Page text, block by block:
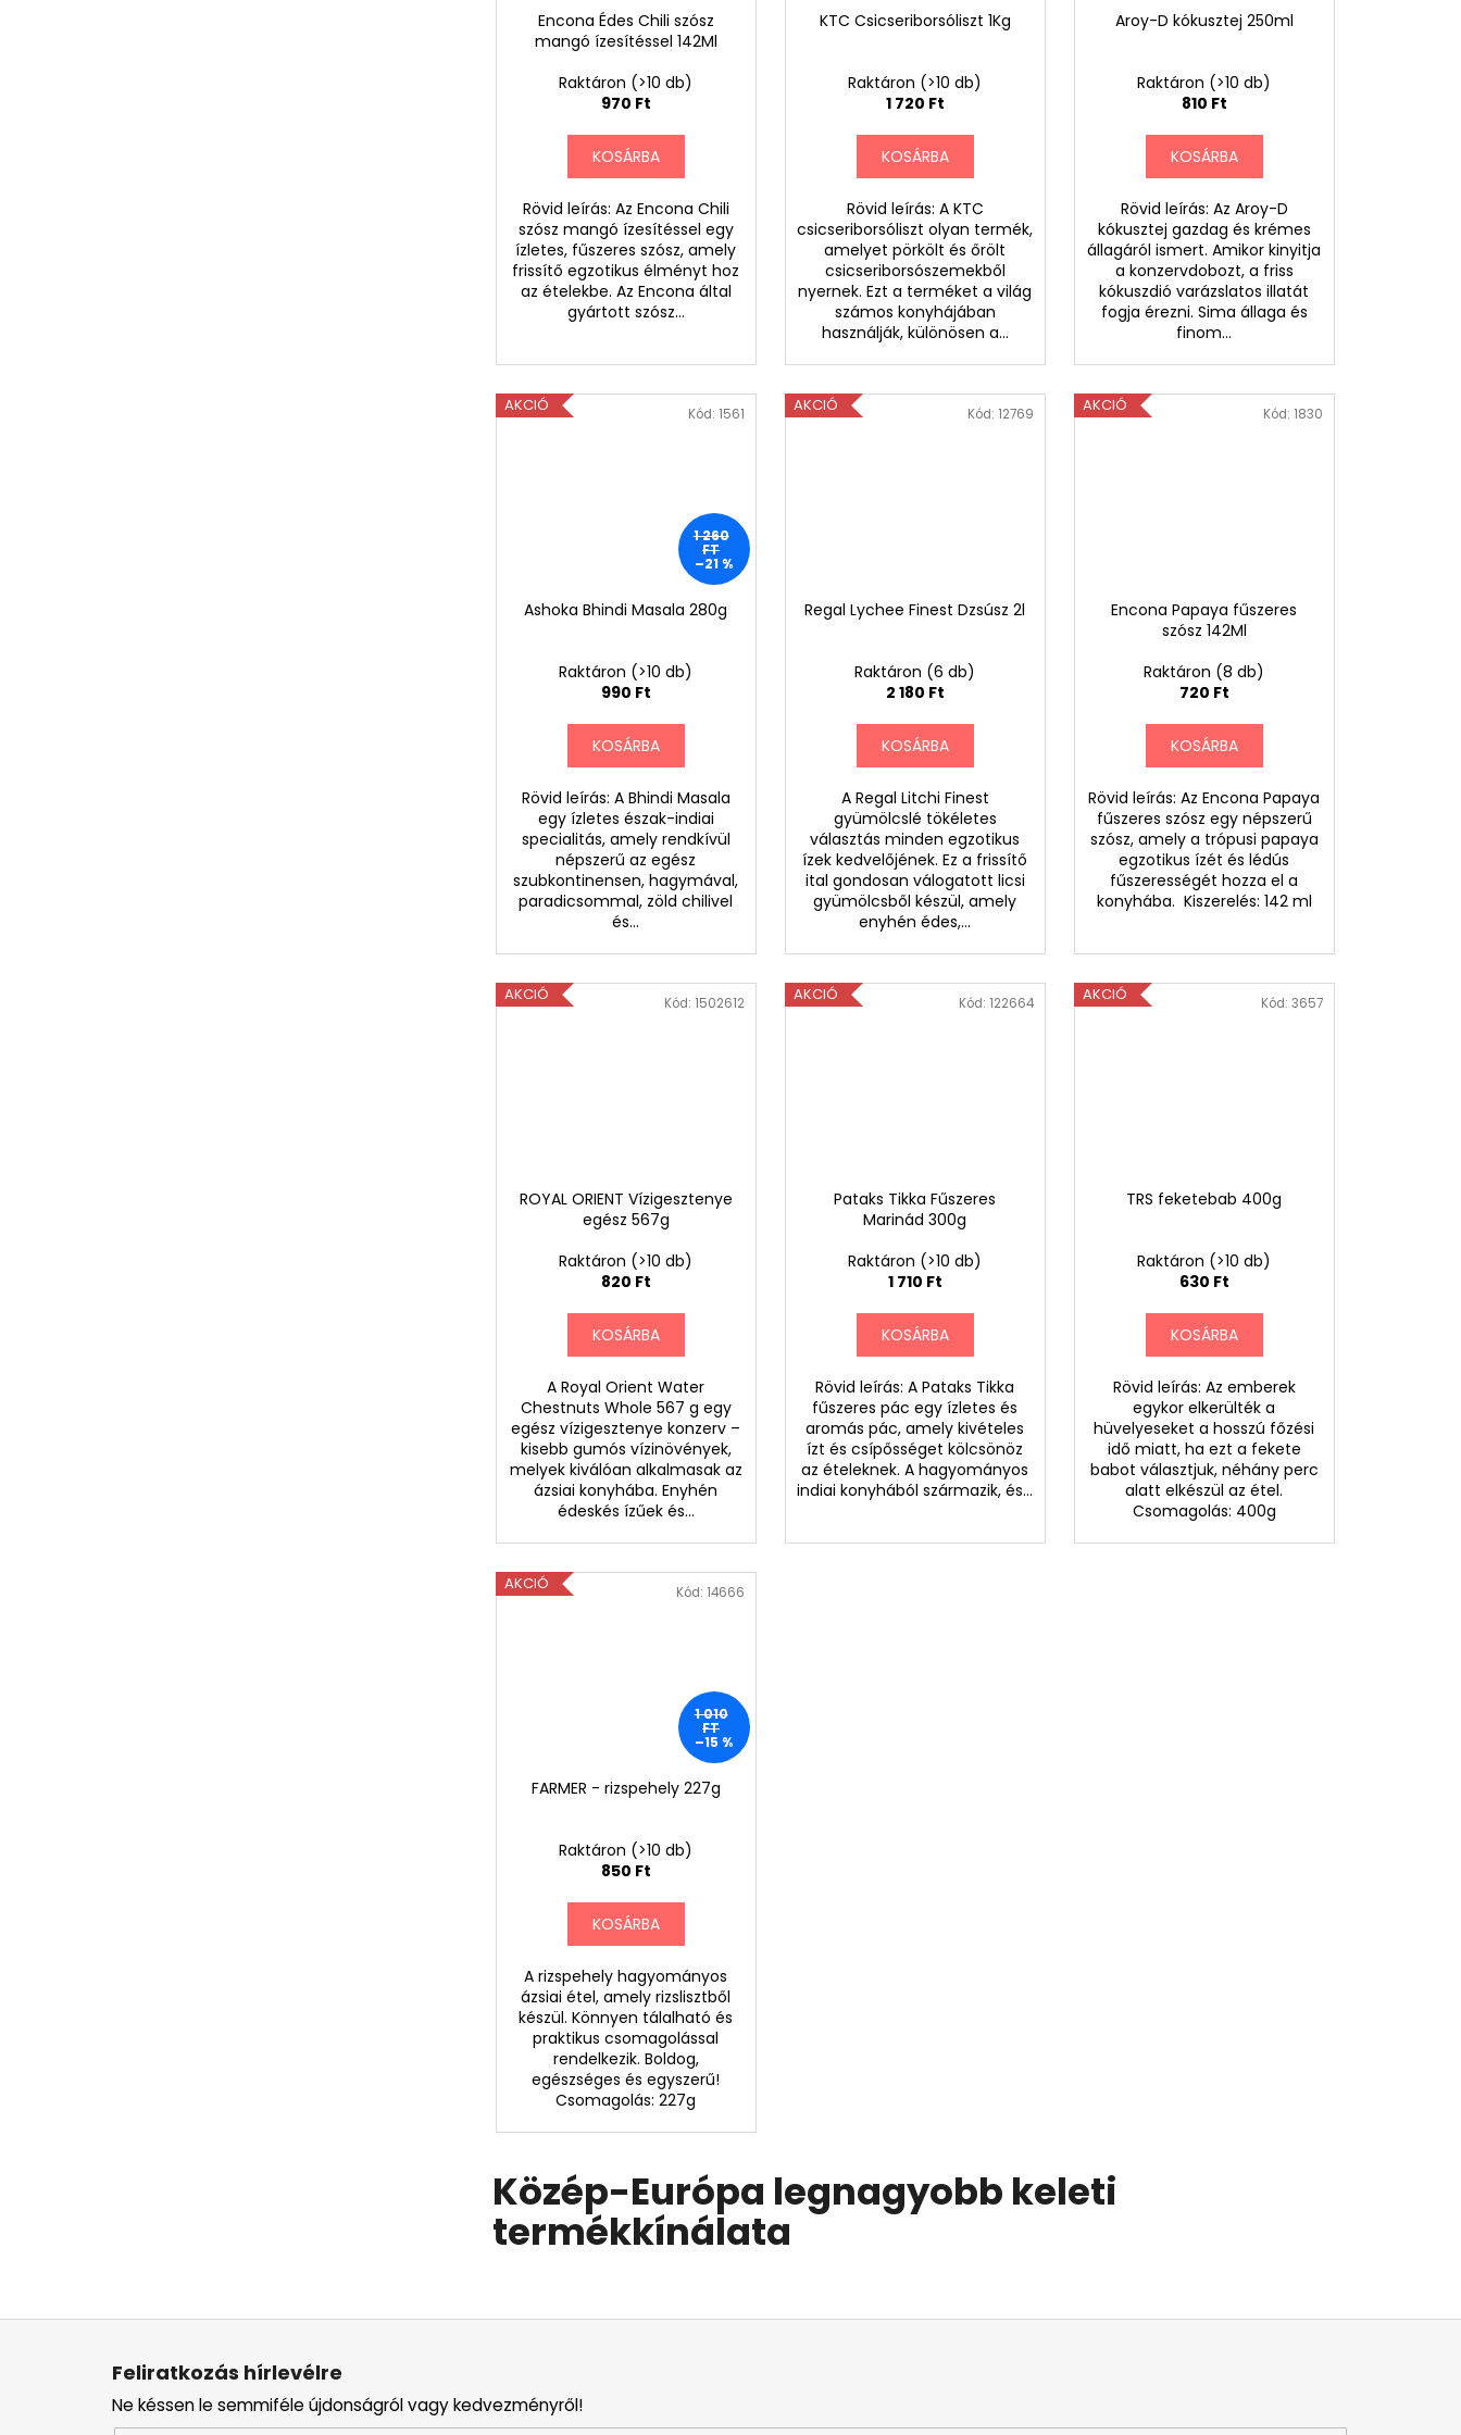
m
é
Encona Édes Chili szósz
mangó ízesítéssel 142Ml
Raktáron (>10 db)
970 Ft
KOSÁRBA
Rövid leírás: Az Encona Chili
szósz mangó ízesítéssel egy
ízletes, fűszeres szósz, amely
frissítő egzotikus élményt hoz
az ételekbe. Az Encona által
gyártott szósz...
KTC Csicseriborsóliszt 1Kg
Raktáron (>10 db)
1 720 Ft
KOSÁRBA
Rövid leírás: A KTC
csicseriborsóliszt olyan termék,
amelyet pörkölt és őrölt
csicseriborsószemekből
nyernek. Ezt a terméket a világ
számos konyhájában
használják, különösen a...
Aroy-D kókusztej 250ml
Raktáron (>10 db)
810 Ft
KOSÁRBA
Rövid leírás: Az Aroy-D
kókusztej gazdag és krémes
állagáról ismert. Amikor kinyitja
a konzervdobozt, a friss
kókuszdió varázslatos illatát
fogja érezni. Sima állaga és
finom...
AKCIÓ
1 260
FT
–21 %
Ashoka Bhindi Masala 280g
Raktáron (>10 db)
990 Ft
KOSÁRBA
Rövid leírás: A Bhindi Masala
egy ízletes észak-indiai
specialitás, amely rendkívül
népszerű az egész
szubkontinensen, hagymával,
paradicsommal, zöld chilivel
és...
Kód: 1561 AKCIÓ
Regal Lychee Finest Dzsúsz 2l
Raktáron (6 db)
2 180 Ft
KOSÁRBA
A Regal Litchi Finest
gyümölcslé tökéletes
választás minden egzotikus
ízek kedvelőjének. Ez a frissítő
ital gondosan válogatott licsi
gyümölcsből készül, amely
enyhén édes,...
Kód: 12769 AKCIÓ
Encona Papaya fűszeres
szósz 142Ml
Raktáron (8 db)
720 Ft
KOSÁRBA
Rövid leírás: Az Encona Papaya
fűszeres szósz egy népszerű
szósz, amely a trópusi papaya
egzotikus ízét és lédús
fűszerességét hozza el a
konyhába. Kiszerelés: 142 ml
Kód: 1830
AKCIÓ
ROYAL ORIENT Vízigesztenye
egész 567g
Raktáron (>10 db)
820 Ft
KOSÁRBA
A Royal Orient Water
Chestnuts Whole 567 g egy
egész vízigesztenye konzerv –
kisebb gumós vízinövények,
melyek kiválóan alkalmasak az
ázsiai konyhába. Enyhén
édeskés ízűek és...
Kód: 1502612 AKCIÓ
Pataks Tikka Fűszeres
Marinád 300g
Raktáron (>10 db)
1 710 Ft
KOSÁRBA
Rövid leírás: A Pataks Tikka
fűszeres pác egy ízletes és
aromás pác, amely kivételes
ízt és csípősséget kölcsönöz
az ételeknek. A hagyományos
indiai konyhából származik, és...
Kód: 122664 AKCIÓ
TRS feketebab 400g
Raktáron (>10 db)
630 Ft
KOSÁRBA
Rövid leírás: Az emberek
egykor elkerülték a
hüvelyeseket a hosszú főzési
idő miatt, ha ezt a fekete
babot választjuk, néhány perc
alatt elkészül az étel.
Csomagolás: 400g
Kód: 3657
AKCIÓ
1 010
FT
–15 %
FARMER - rizspehely 227g
Raktáron (>10 db)
850 Ft
KOSÁRBA
A rizspehely hagyományos
ázsiai étel, amely rizslisztből
készül. Könnyen tálalható és
praktikus csomagolással
rendelkezik. Boldog,
egészséges és egyszerű!
Csomagolás: 227g
Kód: 14666
Közép-Európa legnagyobb keleti
termékkínálata
L
Feliratkozás hírlevélre
Ne késsen le semmiféle újdonságról vagy kedvezményről!